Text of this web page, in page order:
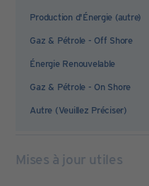
Production d'Énergie (autre)
Gaz & Pétrole - Off Shore
Énergie Renouvelable
Gaz & Pétrole - On Shore
Autre (Veuillez Préciser)
Mises à jour utiles